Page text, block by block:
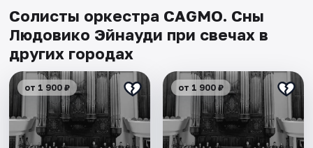
Солисты оркестра CAGMO. Сны
Людовико Эйнауди при свечах в
других городах
от 1 900 ₽ от 1 900 ₽